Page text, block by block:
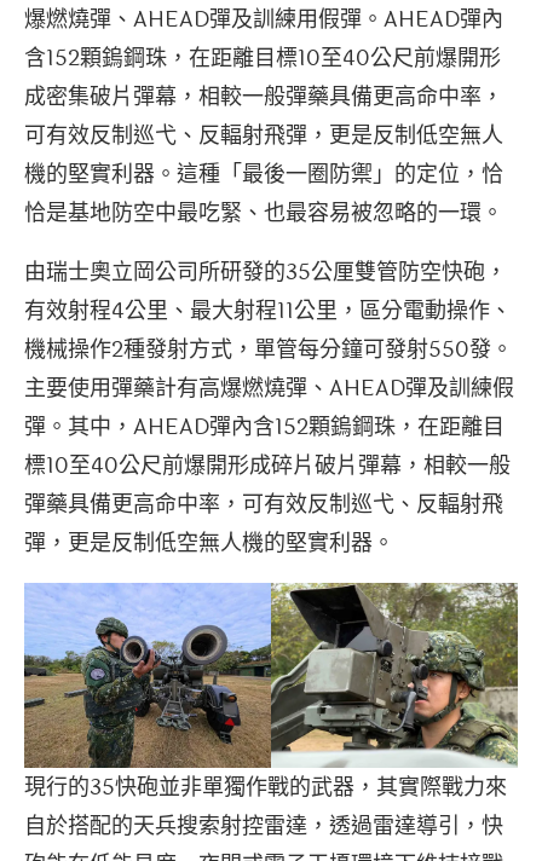
爆燃燒彈、AHEAD彈及訓練用假彈。AHEAD彈內
含152顆鎢鋼珠，在距離目標10至40公尺前爆開形
成密集破片彈幕，相較一般彈藥具備更高命中率，
可有效反制巡弋、反輻射飛彈，更是反制低空無人
機的堅實利器。這種「最後一圈防禦」的定位，恰
恰是基地防空中最吃緊、也最容易被忽略的一環。
由瑞士奧立岡公司所研發的35公厘雙管防空快砲，
有效射程4公里、最大射程11公里，區分電動操作、
機械操作2種發射方式，單管每分鐘可發射550發。
主要使用彈藥計有高爆燃燒彈、AHEAD彈及訓練假
彈。其中，AHEAD彈內含152顆鎢鋼珠，在距離目
標10至40公尺前爆開形成碎片破片彈幕，相較一般
彈藥具備更高命中率，可有效反制巡弋、反輻射飛
彈，更是反制低空無人機的堅實利器。
現行的35快砲並非單獨作戰的武器，其實際戰力來
自於搭配的天兵搜索射控雷達，透過雷達導引，快